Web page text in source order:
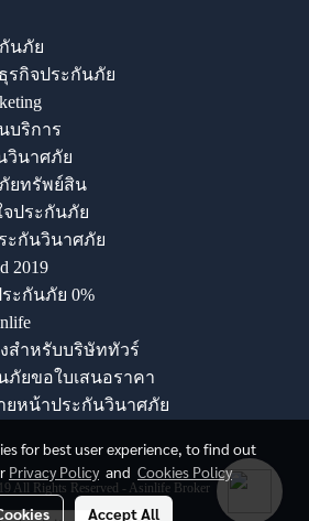
นภัย
รกิจประกันภัย
บริการ
วินาศภัย
ยทรัพย์สิน
จประกันภัย
ะกันวินาศภัย
2019
ะกันภัย 0%
สำหรับบริษัททัวร์
ยขอใบเสนอราคา
หน้าประกันวินาศภัย
All Rights Reserved - Asinlife Broker
for best user experience, to find out
Privacy Policyand Cookies Policy
Accept All